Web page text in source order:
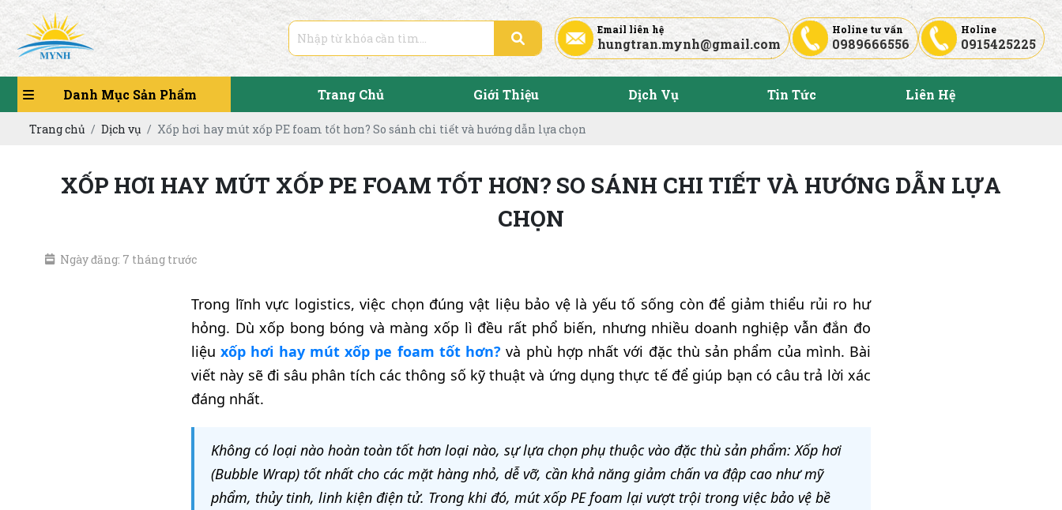
Email liên hệ
hungtran.mynh@gmail.com
Holine tư vấn
0989666556
Holine
0915425225
Danh Mục Sản Phẩm Trang Chủ Giới Thiệu Dịch Vụ Tin Tức Liên Hệ
Trang chủ Dịch vụ Xốp hơi hay mút xốp PE foam tốt hơn? So sánh chi tiết và hướng dẫn lựa chọn
XỐP HƠI HAY MÚT XỐP PE FOAM TỐT HƠN? SO SÁNH CHI TIẾT VÀ HƯỚNG DẪN LỰA
CHỌN
Ngày đăng: 7 tháng trước
Trong lĩnh vực logistics, việc chọn đúng vật liệu bảo vệ là yếu tố sống còn để giảm thiểu rủi ro hư
hỏng. Dù xốp bong bóng và màng xốp lì đều rất phổ biến, nhưng nhiều doanh nghiệp vẫn đắn đo
liệuxốp hơi hay mút xốp pe foam tốt hơn? và phù hợp nhất với đặc thù sản phẩm của mình. Bài
viết này sẽ đi sâu phân tích các thông số kỹ thuật và ứng dụng thực tế để giúp bạn có câu trả lời xác
đáng nhất.
Không có loại nào hoàn toàn tốt hơn loại nào, sự lựa chọn phụ thuộc vào đặc thù sản phẩm: Xốp hơi
(Bubble Wrap) tốt nhất cho các mặt hàng nhỏ, dễ vỡ, cần khả năng giảm chấn va đập cao như mỹ
phẩm, thủy tinh, linh kiện điện tử. Trong khi đó, mút xốp PE foam lại vượt trội trong việc bảo vệ bề